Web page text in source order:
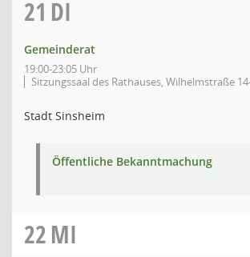
21 DI
Gemeinderat
19:00-23:05 Uhr
Sitzungssaal des Rathauses, Wilhelmstraße
Stadt Sinsheim
Öffentliche Bekanntmachung
22MI